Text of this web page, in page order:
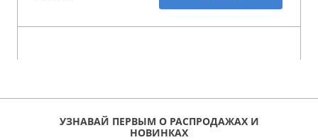
УЗНАВАЙ ПЕРВЫМ О РАСПРОДАЖАХ И
НОВИНКАХ